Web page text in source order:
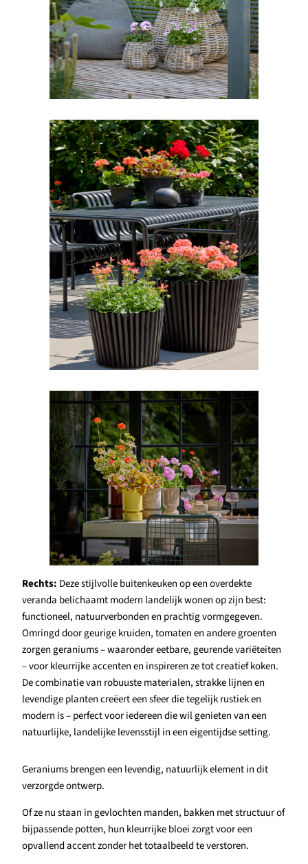
Rechts: Deze stijlvolle buitenkeuken op een overdekte
veranda belichaamt modern landelijk wonen op zijn best:
functioneel, natuurverbonden en prachtig vormgegeven.
Omringd door geurige kruiden, tomaten en andere groenten
zorgen geraniums – waaronder eetbare, geurende variëteiten
– voor kleurrijke accenten en inspireren ze tot creatief koken.
De combinatie van robuuste materialen, strakke lijnen en
levendige planten creëert een sfeer die tegelijk rustiek en
modern is – perfect voor iedereen die wil genieten van een
natuurlijke, landelijke levensstijl in een eigentijdse setting.
Geraniums brengen een levendig, natuurlijk element in dit
verzorgde ontwerp.
Of ze nu staan in gevlochten manden, bakken met structuur of
bijpassende potten, hun kleurrijke bloei zorgt voor een
opvallend accent zonder het totaalbeeld te verstoren.